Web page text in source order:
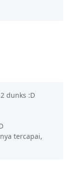
dunks :D
tercapai,